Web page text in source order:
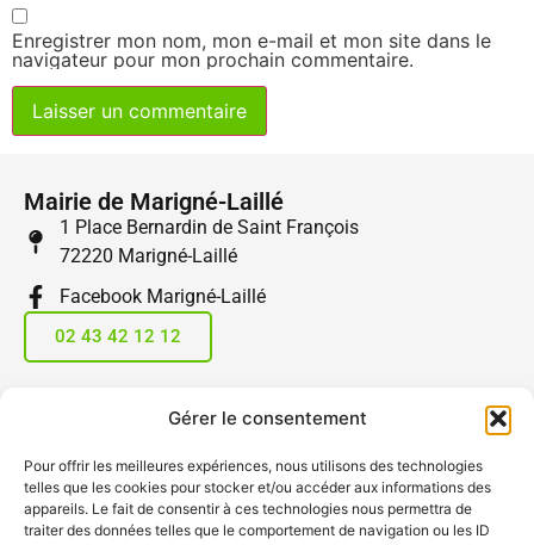
Gérer le consentement
Pour offrir les meilleures expériences, nous utilisons des technologies
telles que les cookies pour stocker et/ou accéder aux informations des
appareils. Le fait de consentir à ces technologies nous permettra de
traiter des données telles que le comportement de navigation ou les ID
Enregistrer mon nom, mon e-mail et mon site dans le
navigateur pour mon prochain commentaire.
Mairie de Marigné-Laillé
1 Place Bernardin de Saint François
72220 Marigné-Laillé
Facebook Marigné-Laillé
02 43 42 12 12
Lundi et vendredi :
Mardi, mercredi, jeudi et samedi :
09h – 12h